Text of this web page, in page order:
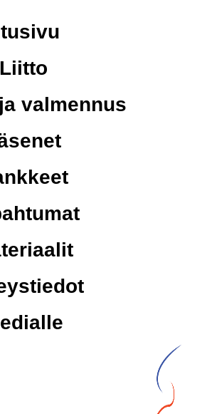
Liitto
valmennus